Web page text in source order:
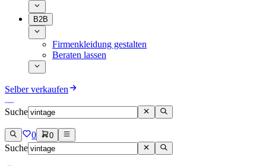
B2B
Firmenkleidung gestalten
Beraten lassen
Selber verkaufen
Suche
0 0
Suche